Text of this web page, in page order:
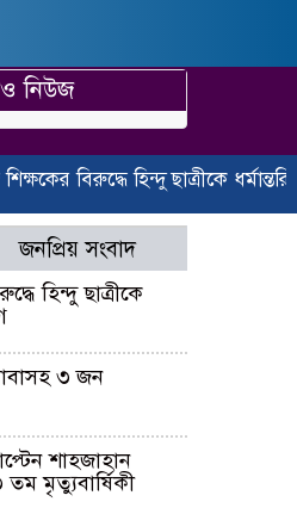
নিউজ
বিরুদ্ধে হিন্দু ছাত্রীকে ধর্মান্তরিত
জনপ্রিয় সংবাদ
হিন্দু ছাত্রীকে
৩ জন
শাহজাহান
মৃত্যুবার্ষিকী